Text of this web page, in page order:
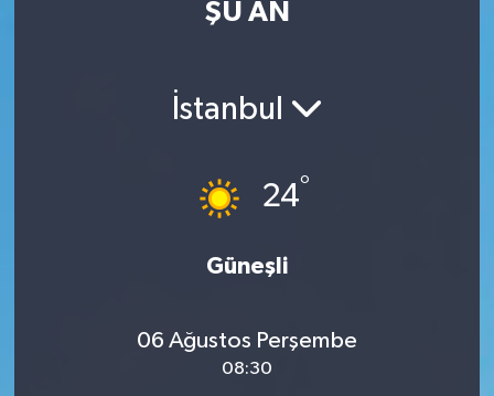
ŞU AN
İstanbul
24°
Güneşli
06 Ağustos Perşembe
08:30